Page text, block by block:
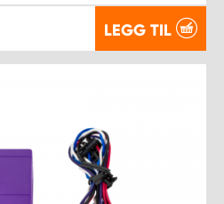
LEGG TIL